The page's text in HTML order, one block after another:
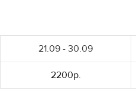
21.09 - 30.09
2200р.